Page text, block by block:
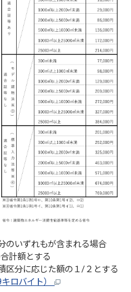
のいずれもが含まれる場合
計額とする
区分に応じた額の１/２とする
キロバイト）